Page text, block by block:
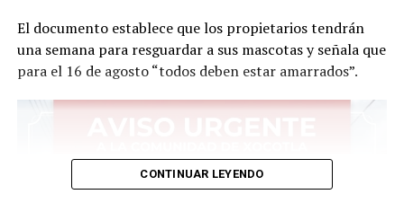
El documento establece que los propietarios tendrán
una semana para resguardar a sus mascotas y señala que
para el 16 de agosto “todos deben estar amarrados”.
CONTINUAR LEYENDO